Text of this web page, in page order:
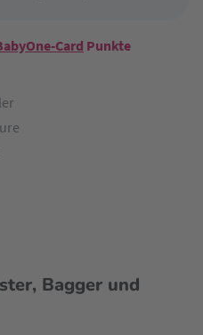
Card Punkte
Bagger und